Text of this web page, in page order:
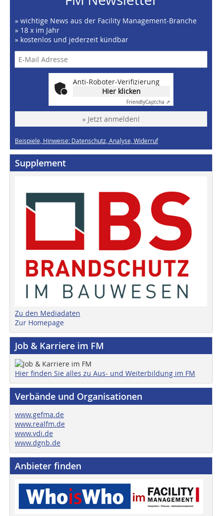
» wichtige News aus der Facility Management-Branche
» 18 x im Jahr
» kostenlos und jederzeit kündbar
Anti-Roboter-Verifizierung
Hier klicken
FriendlyCaptcha ⇗
» Jetzt anmelden!
Beispiele, Hinweise: Datenschutz, Analyse, Widerruf
Supplement
Zu den Mediadaten
Zur Homepage
Job & Karriere im FM
Hier finden Sie alles zu Aus- und Weiterbildung im FM
Verbände und Organisationen
www.gefma.de
www.realfm.de
www.vdi.de
www.dgnb.de
Anbieter finden